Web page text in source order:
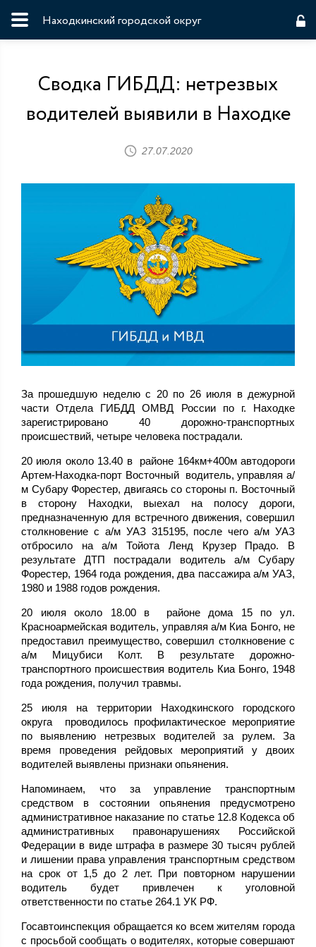
Находкинский городской округ
Сводка ГИБДД: нетрезвых
водителей выявили в Находке
27.07.2020
За прошедшую неделю с 20 по 26 июля в дежурной
части Отдела ГИБДД ОМВД России по г. Находке
зарегистрировано 40 дорожно-транспортных
происшествий, четыре человека пострадали.
20 июля около 13.40 в районе 164км+400м автодороги
Артем-Находка-порт Восточный водитель, управляя а/
м Субару Форестер, двигаясь со стороны п. Восточный
в сторону Находки, выехал на полосу дороги,
предназначенную для встречного движения, совершил
столкновение с а/м УАЗ 315195, после чего а/м УАЗ
отбросило на а/м Тойота Ленд Крузер Прадо. В
результате ДТП пострадали водитель а/м Субару
Форестер, 1964 года рождения, два пассажира а/м УАЗ,
1980 и 1988 годов рождения.
20 июля около 18.00 в районе дома 15 по ул.
Красноармейская водитель, управляя а/м Киа Бонго, не
предоставил преимущество, совершил столкновение с
а/м Мицубиси Колт. В результате дорожно-
транспортного происшествия водитель Киа Бонго, 1948
года рождения, получил травмы.
25 июля на территории Находкинского городского
округа проводилось профилактическое мероприятие
по выявлению нетрезвых водителей за рулем. За
время проведения рейдовых мероприятий у двоих
водителей выявлены признаки опьянения.
Напоминаем, что за управление транспортным
средством в состоянии опьянения предусмотрено
административное наказание по статье 12.8 Кодекса об
административных правонарушениях Российской
Федерации в виде штрафа в размере 30 тысяч рублей
и лишении права управления транспортным средством
на срок от 1,5 до 2 лет. При повторном нарушении
водитель будет привлечен к уголовной
ответственности по статье 264.1 УК РФ.
Госавтоинспекция обращается ко всем жителям города
с просьбой сообщать о водителях, которые совершают